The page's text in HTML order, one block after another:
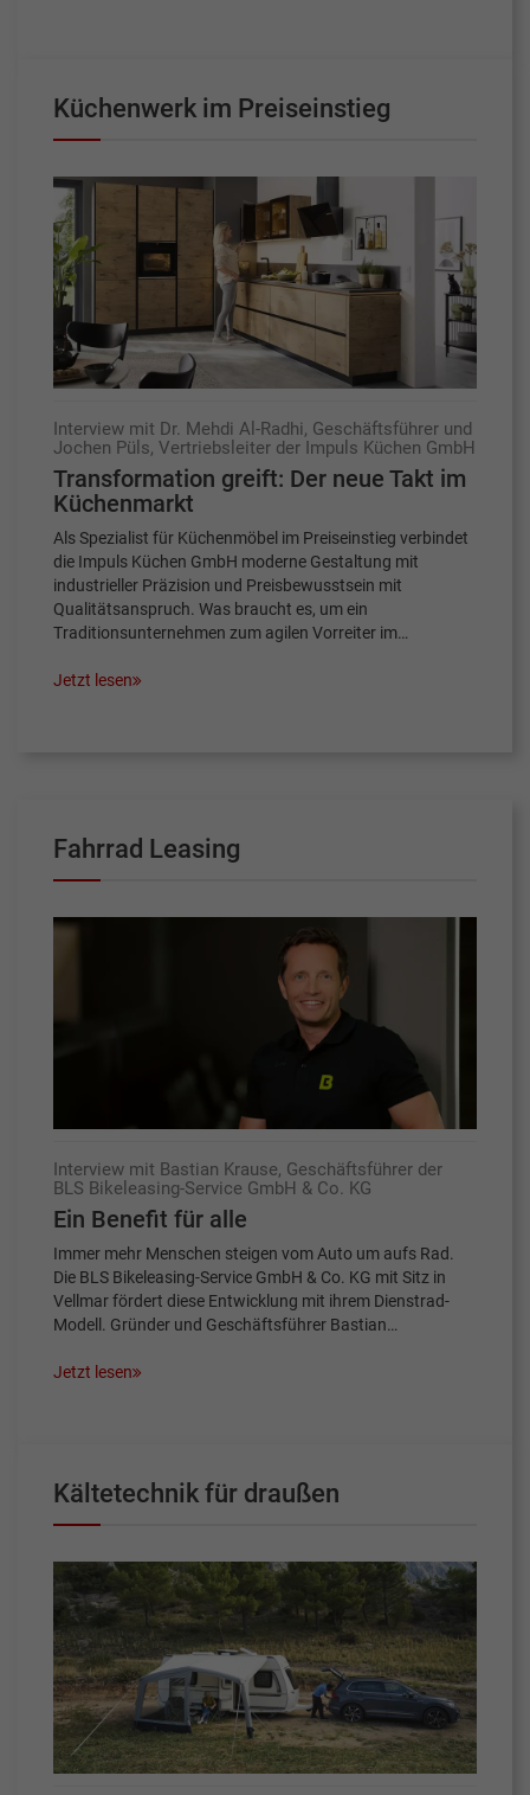
Küchenwerk im Preiseinstieg
Interview mit Dr. Mehdi Al-Radhi, Geschäftsführer und
Jochen Püls, Vertriebsleiter der Impuls Küchen GmbH
Transformation greift: Der neue Takt im
Küchenmarkt
Als Spezialist für Küchenmöbel im Preiseinstieg verbindet
die Impuls Küchen GmbH moderne Gestaltung mit
industrieller Präzision und Preisbewusstsein mit
Qualitätsanspruch. Was braucht es, um ein
Traditionsunternehmen zum agilen Vorreiter im…
Jetzt lesen
Fahrrad Leasing
Interview mit Bastian Krause, Geschäftsführer der
BLS Bikeleasing-Service GmbH & Co. KG
Ein Benefit für alle
Immer mehr Menschen steigen vom Auto um aufs Rad.
Die BLS Bikeleasing-Service GmbH & Co. KG mit Sitz in
Vellmar fördert diese Entwicklung mit ihrem Dienstrad-
Modell. Gründer und Geschäftsführer Bastian…
Jetzt lesen
Kältetechnik für draußen